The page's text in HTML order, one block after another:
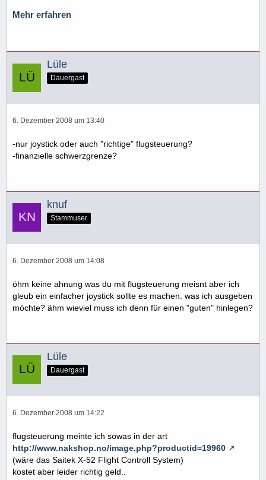
Mehr erfahren
Lüle
Dauergast
6. Dezember 2008 um 13:40
-nur joystick oder auch "richtige" flugsteuerung?
-finanzielle schwerzgrenze?
knuf
Stammuser
6. Dezember 2008 um 14:08
öhm keine ahnung was du mit flugsteuerung meisnt aber ich
gleub ein einfacher joystick sollte es machen. was ich ausgeben
möchte? ähm wieviel muss ich denn für einen "guten" hinlegen?
Lüle
Dauergast
6. Dezember 2008 um 14:22
flugsteuerung meinte ich sowas in der art
http://www.nakshop.no/image.php?productid=19960
(wäre das Saitek X-52 Flight Controll System)
kostet aber leider richtig geld..